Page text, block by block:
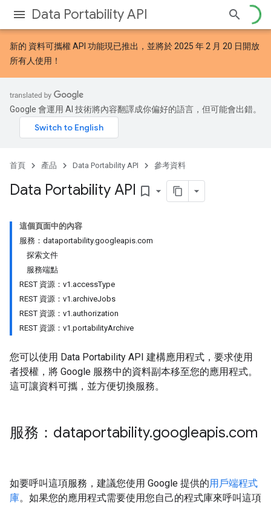
Data Portability API
新的 資料可攜權 API 功能現已推出，並將於 2025 年 2 月 20 日開放
所有人使用！
Google 會運用 AI 技術將內容翻譯成你偏好的語言，但可能會出錯。
首頁 產品 Data Portability API 參考資料
Data Portability API bookmark_border
這個頁面中的內容
服務：dataportability.googleapis.com
探索文件
服務端點
REST 資源：v1.accessType
REST 資源：v1.archiveJobs
REST 資源：v1.authorization
REST 資源：v1.portabilityArchive
您可以使用 Data Portability API 建構應用程式，要求使用
者授權，將 Google 服務中的資料副本移至您的應用程式。
這可讓資料可攜，並方便切換服務。
服務：dataportability.googleapis.com
如要呼叫這項服務，建議您使用 Google 提供的用戶端程式
庫。如果您的應用程式需要使用您自己的程式庫來呼叫這項